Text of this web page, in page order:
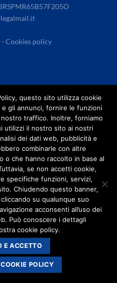
- Cookies policy
questo sito utilizza cookie
gli annunci, fornire le funzioni
traffico. Inoltre, forniamo
utilizzi il nostro sito ai nostri
dei dati web, pubblicità e
combinarle con altre
o che hanno raccolto in base al
se non accetti cookie,
specifiche funzioni, servizi,
Chiudendo questo banner,
su qualunque suo
acconsenti all’uso dei
Può conoscere i dettagli
cookie policy.
E ACCETTO
POLICY